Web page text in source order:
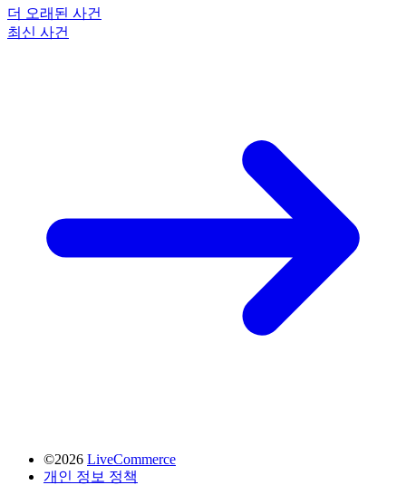
더 오래된 사건
최신 사건
©2026 LiveCommerce
개인 정보 정책